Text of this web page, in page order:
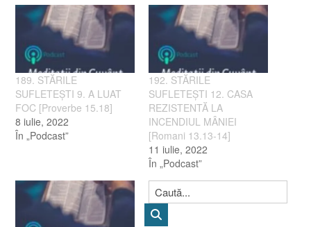
189. STĂRILE
SUFLETEȘTI 9. A LUAT
FOC [Proverbe 15.18]
8 iulie, 2022
În „Podcast”
192. STĂRILE
SUFLETEȘTI 12. CASA
REZISTENTĂ LA
INCENDIUL MÂNIEI
[Romani 13.13-14]
11 iulie, 2022
În „Podcast”